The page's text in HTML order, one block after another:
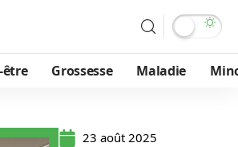
être Grossesse Maladie
23 août 2025